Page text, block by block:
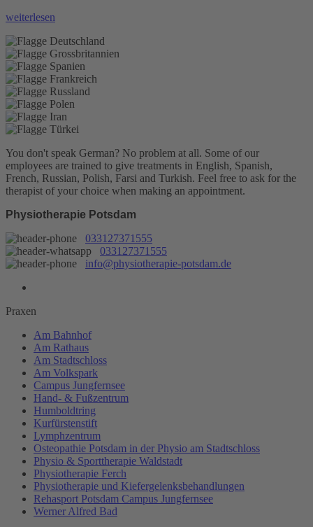
„Manuelle
weiterlesen
You don't speak German? No problem at all. Some of our
employees are trained to give treatments in English, Spanish,
French, Russian, Polish, Farsi and Turkish. Feel free to ask for the
therapist of your choice when making an appointment.
Physiotherapie Potsdam
033127371555
033127371555
info@physiotherapie-potsdam.de
Praxen
Am Bahnhof
Am Rathaus
Am Stadtschloss
Am Volkspark
Campus Jungfernsee
Hand- & Fußzentrum
Humboldtring
Kurfürstenstift
Lymphzentrum
Osteopathie Potsdam in der Physio am Stadtschloss
Physio & Sporttherapie Waldstadt
Physiotherapie Ferch
Physiotherapie und Kiefergelenksbehandlungen
Rehasport Potsdam Campus Jungfernsee
Werner Alfred Bad